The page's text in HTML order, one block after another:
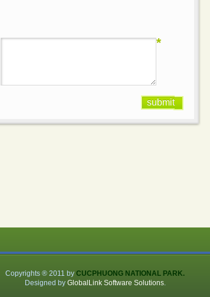
*
submit
Copyrights ® 2011 byCUCPHUONG NATIONAL PARK.
Designed by GlobalLink Software Solutions.